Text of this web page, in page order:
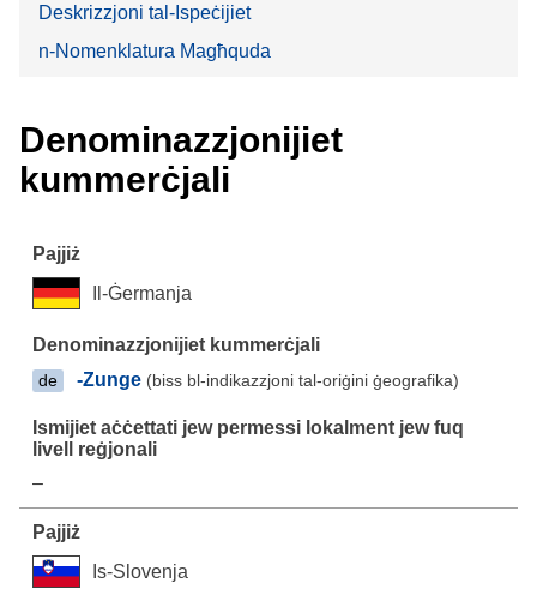
Deskrizzjoni tal-Ispeċijiet
n-Nomenklatura Magħquda
Denominazzjonijiet
kummerċjali
Il-Ġermanja
de -Zunge(biss bl-indikazzjoni tal-oriġini ġeografika)
–
Is-Slovenja